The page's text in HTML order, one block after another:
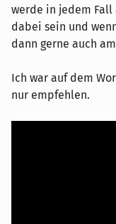
werde in jedem Fall
dabei sein und
dann gerne auch
Ich war auf dem
nur empfehlen.